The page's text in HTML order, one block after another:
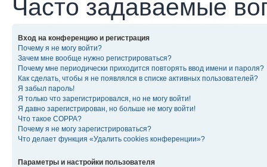
Часто задаваемые
Вход на конференцию и регистрация
Почему я не могу войти?
Зачем мне вообще нужно регистрироваться?
Почему мне периодически приходится повторять ввод имени и пароля?
Как сделать, чтобы я не появлялся в списке активных пользователей?
Я забыл пароль!
Я только что зарегистрировался, но не могу войти!
Я давно зарегистрирован, но больше не могу войти!
Что такое COPPA?
Почему я не могу зарегистрироваться?
Что делает функция «Удалить cookies конференции»?
Параметры и настройки пользователя